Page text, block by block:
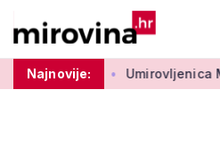
Najnovije:
50 centi Umirovljenica